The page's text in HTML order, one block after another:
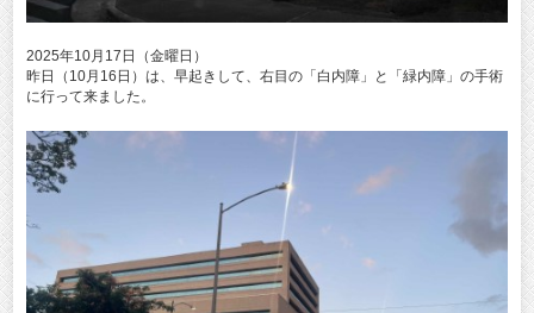
2025年10月17日（金曜日）
昨日（10月16日）は、早起きして、右目の「白内障」と「緑内障」の手術
に行って来ました。